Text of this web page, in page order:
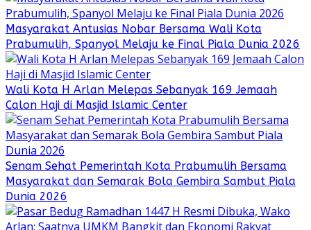
Masyarakat Antusias Nobar Bersama Wali Kota
Prabumulih, Spanyol Melaju ke Final Piala Dunia 2026
Wali Kota H Arlan Melepas Sebanyak 169 Jemaah
Calon Haji di Masjid Islamic Center
Senam Sehat Pemerintah Kota Prabumulih Bersama
Masyarakat dan Semarak Bola Gembira Sambut Piala
Dunia 2026